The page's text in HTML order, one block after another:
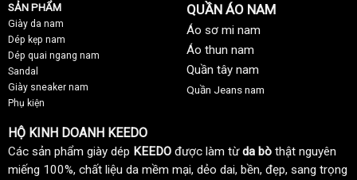
SẢN PHẨM
Giày da nam
Dép kẹp nam
Dép quai ngang nam
Sandal
Giày sneaker nam
Phụ kiện
QUẦN ÁO NAM
Áo sơ mi nam
Áo thun nam
Quần tây nam
Quần Jeans nam
HỘ KINH DOANH KEEDO
Các sản phẩm giày dép KEEDO được làm từda bò thật nguyên
miếng 100%, chất liệu da mềm mại, dẻo dai, bền, đẹp, sang trọng